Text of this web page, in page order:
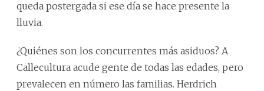
queda postergada si ese día se hace presente la
lluvia.
¿Quiénes son los concurrentes más asiduos? A
Callecultura acude gente de todas las edades, pero
prevalecen en número las familias. Herdrich